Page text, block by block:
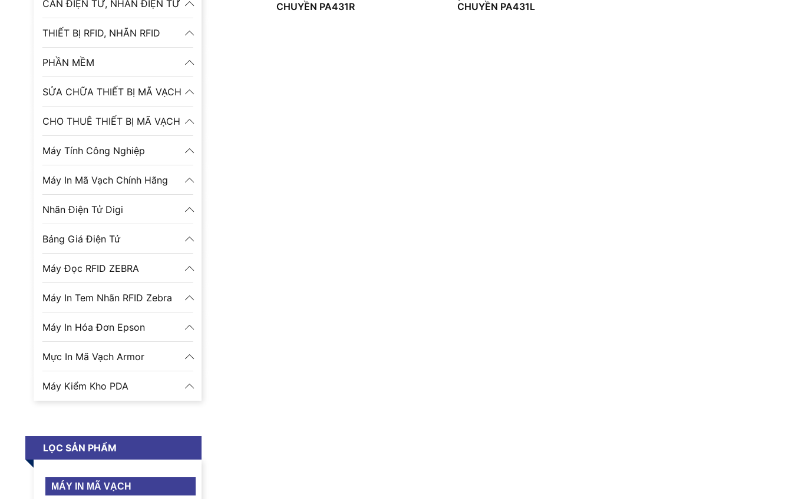
CÂN ĐIỆN TỬ, NHÃN ĐIỆN TỬ
THIẾT BỊ RFID, NHÃN RFID
PHẦN MỀM
SỬA CHỮA THIẾT BỊ MÃ VẠCH
CHO THUÊ THIẾT BỊ MÃ VẠCH
Máy Tính Công Nghiệp
Máy In Mã Vạch Chính Hãng
Nhãn Điện Tử Digi
Bảng Giá Điện Tử
Máy Đọc RFID ZEBRA
Máy In Tem Nhãn RFID Zebra
Máy In Hóa Đơn Epson
Mực In Mã Vạch Armor
Máy Kiểm Kho PDA
LỌC SẢN PHẨM
MÁY IN MÃ VẠCH
CHUYỀN PA431R
CHUYỀN PA431L